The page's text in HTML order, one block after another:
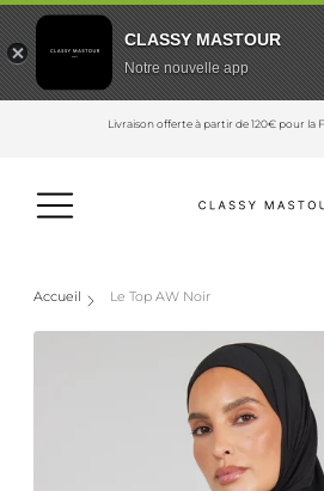
Livraison offerte à partir de 120€ pour la
Accueil Le Top AW Noir
CLASSY MASTOUR
Notre nouvelle app